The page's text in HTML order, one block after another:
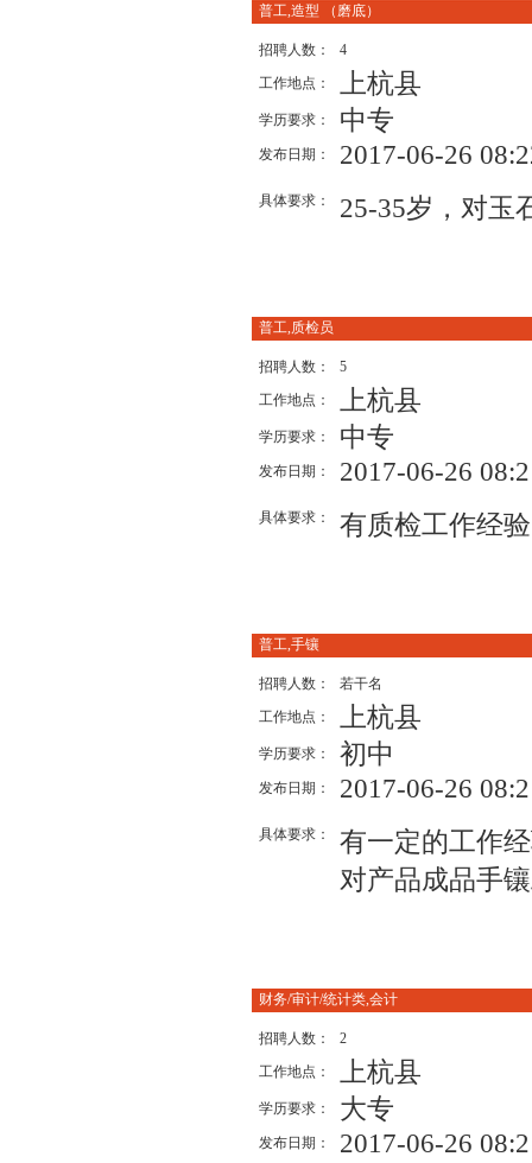
普工,造型 （磨底）
招聘人数：
4
工作地点：
上杭县
学历要求： 中专
发布日期： 2017-06-26
具体要求： 25-35岁，对玉
普工,质检员
招聘人数：
5
工作地点：
上杭县
学历要求： 中专
发布日期： 2017-06-26
具体要求： 有质检工作经
普工,手镶
招聘人数：
若干名
工作地点：
上杭县
学历要求： 初中
发布日期： 2017-06-26
具体要求：
有一定的工作
对产品成品手
财务/审计/统计类,会计
招聘人数：
2
工作地点：
上杭县
学历要求： 大专
发布日期： 2017-06-26